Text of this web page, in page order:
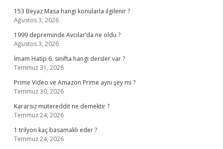
153 Beyaz Masa hangi konularla ilgilenir ?
Ağustos 3, 2026
1999 depreminde Avcılar’da ne oldu ?
Ağustos 3, 2026
İmam Hatip 6. sınıfta hangi dersler var ?
Temmuz 31, 2026
Prime Video ve Amazon Prime aynı şey mi ?
Temmuz 30, 2026
Kararsız mütereddit ne demektir ?
Temmuz 24, 2026
1 trilyon kaç basamaklı eder ?
Temmuz 24, 2026